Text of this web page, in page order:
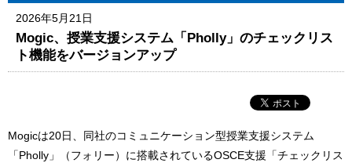
2026年5月21日
Mogic、授業支援システム「Pholly」のチェックリス
ト機能をバージョンアップ
Mogicは20日、同社のコミュニケーション型授業支援システム
「Pholly」（フォリー）に搭載されているOSCE支援「チェックリス